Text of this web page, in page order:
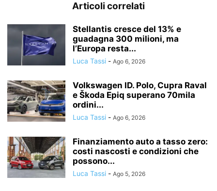
Articoli correlati
Stellantis cresce del 13% e
guadagna 300 milioni, ma
l’Europa resta...
Luca Tassi - Ago 6, 2026
Volkswagen ID. Polo, Cupra Raval
e Škoda Epiq superano 70mila
ordini...
Luca Tassi - Ago 6, 2026
Finanziamento auto a tasso zero:
costi nascosti e condizioni che
possono...
Luca Tassi - Ago 5, 2026